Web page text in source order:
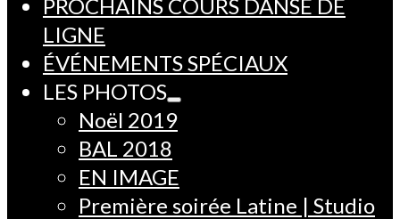
PROCHAINS COURS DANSE DE
LIGNE
ÉVÉNEMENTS SPÉCIAUX
LES PHOTOS
Noël 2019
BAL 2018
EN IMAGE
Première soirée Latine | Studio